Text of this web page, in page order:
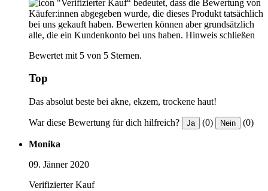
"Verifizierter Kauf“ bedeutet, dass die Bewertung von
Käufer:innen abgegeben wurde, die dieses Produkt tatsächlich
bei uns gekauft haben. Bewerten können aber grundsätzlich
alle, die ein Kundenkonto bei uns haben. Hinweis schließen
Bewertet mit 5 von 5 Sternen.
Top
Das absolut beste bei akne, ekzem, trockene haut!
War diese Bewertung für dich hilfreich? Ja (0) Nein (0)
Monika
09. Jänner 2020
Verifizierter Kauf